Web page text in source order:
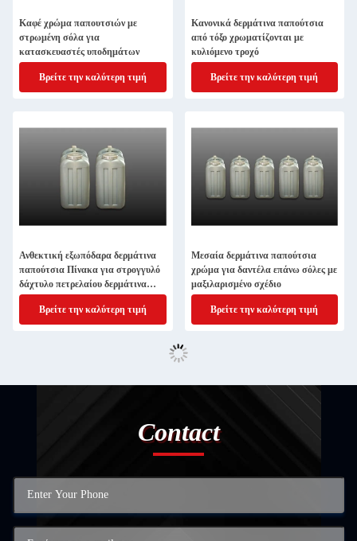
Καφέ χρώμα παπουτσιών με
στρωμένη σόλα για
κατασκευαστές υποδημάτων
Βρείτε την καλύτερη τιμή
Κανονικά δερμάτινα παπούτσια
από τόξο χρωματίζονται με
κυλιόμενο τροχό
Βρείτε την καλύτερη τιμή
Ανθεκτική εξωπόδαρα δερμάτινα
παπούτσια Πίνακα για στρογγυλό
δάχτυλο πετρελαίου δερμάτινα
παπούτσια μακροχρόνια φθορά
Βρείτε την καλύτερη τιμή
Μεσαία δερμάτινα παπούτσια
χρώμα για δαντέλα επάνω σόλες με
μαξιλαρισμένο σχέδιο
Βρείτε την καλύτερη τιμή
Contact